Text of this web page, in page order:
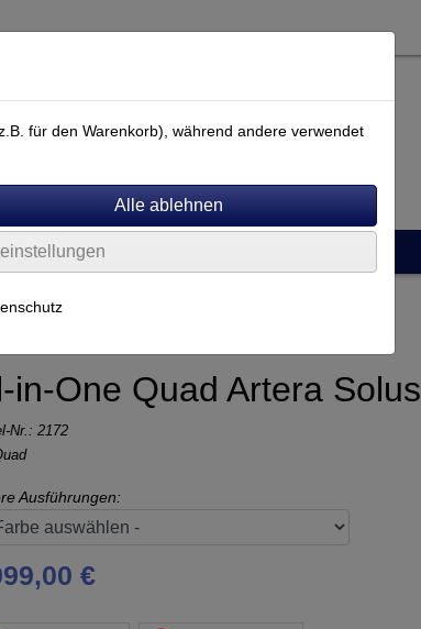
in-One Quad Artera Solus
Nr.: 2172
Ausführungen:
€
für den Warenkorb), während andere verwendet